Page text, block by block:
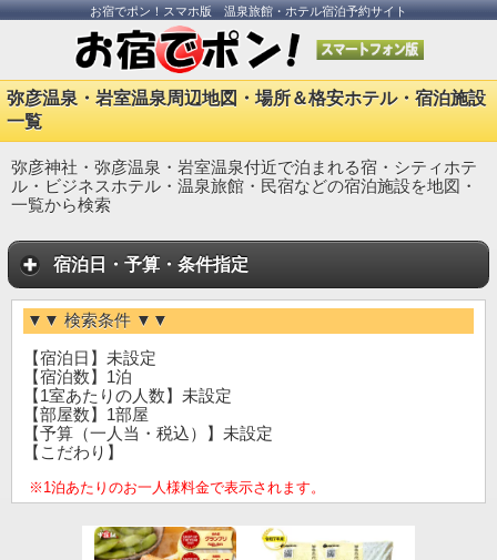
お宿でポン！スマホ版 温泉旅館・ホテル宿泊予約サイト
弥彦温泉・岩室温泉周辺地図・場所＆格安ホテル・宿泊施設
一覧
弥彦神社・弥彦温泉・岩室温泉付近で泊まれる宿・シティホテ
ル・ビジネスホテル・温泉旅館・民宿などの宿泊施設を地図・
一覧から検索
宿泊日・予算・条件指定
▼▼ 検索条件 ▼▼
【宿泊日】未設定
【宿泊数】1泊
【1室あたりの人数】未設定
【部屋数】1部屋
【予算（一人当・税込）】未設定
【こだわり】
※1泊あたりのお一人様料金で表示されます。